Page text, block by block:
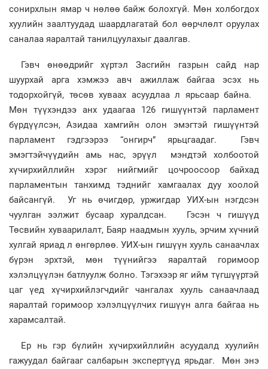
сонирхлын ямар ч нөлөө байж болохгүй. Мөн холбогдох
хуулийн заалтуудад шаардлагатай бол өөрчлөлт оруулах
саналаа яаралтай танилцуулахыг даалгав.
Гэвч өнөөдрийг хүртэл Засгийн газрын сайд нар
шуурхай арга хэмжээ авч ажиллаж байгаа эсэх нь
тодорхойгүй, төсөв хуваах асуудлаа л ярьсаар байна.
Мөн түүхэндээ анх удаагаа 126 гишүүнтэй парламент
бүрдүүлсэн, Азидаа хамгийн олон эмэгтэй гишүүнтэй
парламент гэдгээрээ “онгирч” ярьцгаадаг. Гэвч
эмэгтэйчүүдийн амь нас, эрүүл мэндтэй холбоотой
хүчирхийллийн хэрэг нийгмийг цочроосоор байхад
парламентын танхимд тэднийг хамгаалах дуу хоолой
байсангүй. Уг нь өчигдөр, уржигдар УИХ-ын нэгдсэн
чуулган ээлжит бусаар хуралдсан. Гэсэн ч гишүүд
Төсвийн хуваарилалт, Баяр наадмын хууль, эрчим хүчний
хулгай яриад л өнгөрлөө. УИХ-ын гишүүн хууль санаачлах
бүрэн эрхтэй, мөн түүнийгээ яаралтай горимоор
хэлэлцүүлэн батлуулж болно. Тэгэхээр яг ийм түгшүүртэй
цаг үед хүчирхийлэгчдийг чангалах хууль санаачлаад
яаралтай горимоор хэлэлцүүлчих гишүүн алга байгаа нь
харамсалтай.
Ер нь гэр бүлийн хүчирхийллийн асуудалд хуулийн
гажуудал байгааг салбарын экспертүүд ярьдаг. Мөн энэ